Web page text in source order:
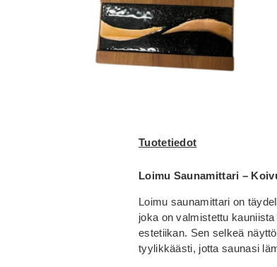
Tuotetiedot
Loimu Saunamittari –
Loimu saunamittari on
joka on valmistettu
estetiikan. Sen selkeä
tyylikkäästi, jotta saunasi